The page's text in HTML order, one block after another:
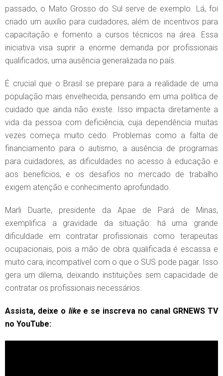
passado, o Mato Grosso do Sul serve de exemplo. Lá, foi
criado um auxílio para cuidadores, além de incentivos para
capacitação e fomento a cursos técnicos na área. Essa
iniciativa visa suprir a enorme demanda por profissionais
qualificados, uma ausência generalizada no país.
É crucial que o Brasil se prepare para a realidade de uma
população mais envelhecida, pensando em uma política de
cuidado que ainda não existe. Isso impacta diretamente a
vida da pessoa com deficiência, cuja dependência muitas
vezes começa muito cedo. Problemas como a falta de
financiamento para o autismo, a ausência de programas
para cuidadores, as dificuldades no acesso à educação e
aos benefícios, e os desafios no mercado de trabalho
exigem atenção e conhecimento aprofundado.
Marli Duarte, presidente da Apae de Pará de Minas,
exemplifica a gravidade da situação: há uma grande
dificuldade em contratar profissionais como terapeutas
ocupacionais, pois a mão de obra qualificada é escassa e
muito cara, incompatível com o que o SUS pode pagar. Isso
gera um dilema, deixando instituições sem capacidade de
contratar os profissionais necessários.
Assista, deixe o likee se inscreva no canal GRNEWS TV
no YouTube: